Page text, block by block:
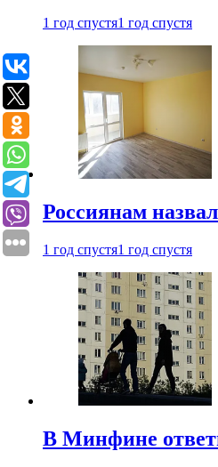
1 год спустя1 год спустя
Россиянам
1 год спустя1 год спустя
В Минфине